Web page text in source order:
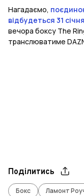
Нагадаємо,
відбудеться 31
вечора боксу The
транслюватиме
Поділитись
Бокс Ламонт